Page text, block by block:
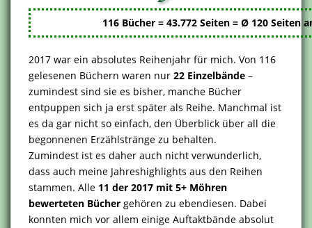
116 Bücher = 43.772 Seiten = Ø 120 Seiten
2017 war ein absolutes Reihenjahr für mich. Von 116
gelesenen Büchern waren nur 22 Einzelbände –
zumindest sind sie es bisher, manche Bücher
entpuppen sich ja erst später als Reihe. Manchmal ist
es da gar nicht so einfach, den Überblick über all die
begonnenen Erzählstränge zu behalten.
Zumindest ist es daher auch nicht verwunderlich,
dass auch meine Jahreshighlights aus den Reihen
stammen. Alle 11 der 2017 mit 5+ Möhren
bewerteten Bücher gehören zu ebendiesen. Dabei
konnten mich vor allem einige Auftaktbände absolut